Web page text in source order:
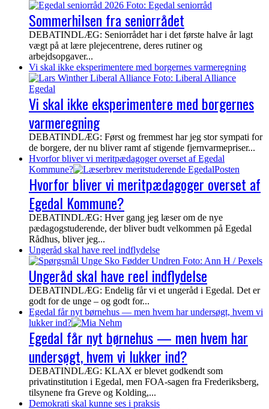
Sommerhilsen fra seniorrådet
DEBATINDLÆG: Seniorrådet har i det første halve år lagt
vægt på at lære plejecentrene, deres rutiner og
arbejdsopgaver...
Vi skal ikke eksperimentere med borgernes varmeregning
Vi skal ikke eksperimentere med borgernes
varmeregning
DEBATINDLÆG: Først og fremmest har jeg stor sympati for
de borgere, der nu bliver ramt af stigende fjernvarmepriser...
Hvorfor bliver vi meritpædagoger overset af Egedal
Kommune?
Hvorfor bliver vi meritpædagoger overset af
Egedal Kommune?
DEBATINDLÆG: Hver gang jeg læser om de nye
pædagogstuderende, der bliver budt velkommen på Egedal
Rådhus, bliver jeg...
Ungeråd skal have reel indflydelse
Ungeråd skal have reel indflydelse
DEBATINDLÆG: Endelig får vi et ungeråd i Egedal. Det er
godt for de unge – og godt for...
Egedal får nyt børnehus — men hvem har undersøgt, hvem vi
lukker ind?
Egedal får nyt børnehus — men hvem har
undersøgt, hvem vi lukker ind?
DEBATINDLÆG: KLAX er blevet godkendt som
privatinstitution i Egedal, men FOA-sagen fra Frederiksberg,
tilsynene fra Greve og Kolding,...
Demokrati skal kunne ses i praksis